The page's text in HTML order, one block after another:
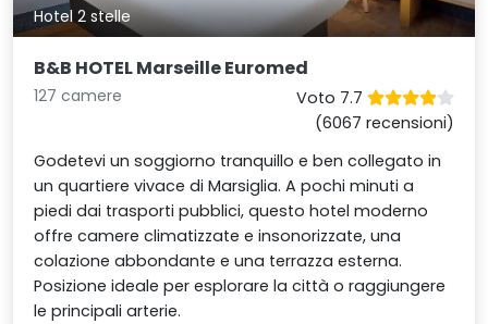
Hotel 2 stelle
B&B HOTEL Marseille Euromed
127 camere
Voto 7.7
(6067 recensioni)
Godetevi un soggiorno tranquillo e ben collegato in
un quartiere vivace di Marsiglia. A pochi minuti a
piedi dai trasporti pubblici, questo hotel moderno
offre camere climatizzate e insonorizzate, una
colazione abbondante e una terrazza esterna.
Posizione ideale per esplorare la città o raggiungere
le principali arterie.